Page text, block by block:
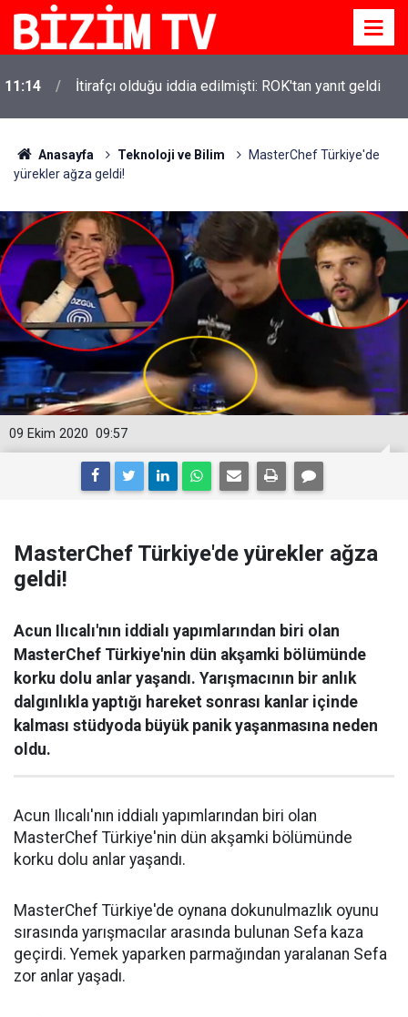
11:14 İtirafçı olduğu iddia edilmişti: ROK'tan yanıt geldi
Anasayfa Teknoloji ve Bilim
MasterChef Türkiye'de
yürekler ağza geldi!
09:57
09 Ekim 2020
MasterChef Türkiye'de yürekler ağza
geldi!
Acun Ilıcalı'nın iddialı yapımlarından biri olan
MasterChef Türkiye'nin dün akşamki bölümünde
korku dolu anlar yaşandı. Yarışmacının bir anlık
dalgınlıkla yaptığı hareket sonrası kanlar içinde
kalması stüdyoda büyük panik yaşanmasına neden
oldu.
Acun Ilıcalı'nın iddialı yapımlarından biri olan
MasterChef Türkiye'nin dün akşamki bölümünde
korku dolu anlar yaşandı.
MasterChef Türkiye'de oynana dokunulmazlık oyunu
sırasında yarışmacılar arasında bulunan Sefa kaza
geçirdi. Yemek yaparken parmağından yaralanan Sefa
zor anlar yaşadı.